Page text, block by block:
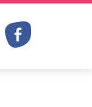
Facebook